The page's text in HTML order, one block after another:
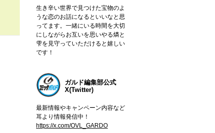
生き辛い世界で見つけた宝物のよ
うな恋のお話になるといいなと思
ってます。一緒にいる時間を大切
にしながらお互いを思いやる燐と
雫を見守っていただけると嬉しい
です！
ガルド編集部公式
X(Twitter)
最新情報やキャンペーン内容など
耳より情報発信中！
https://x.com/OVL_GARDO